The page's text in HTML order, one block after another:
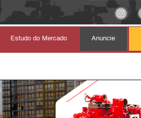
Estudo do Mercado Anuncie